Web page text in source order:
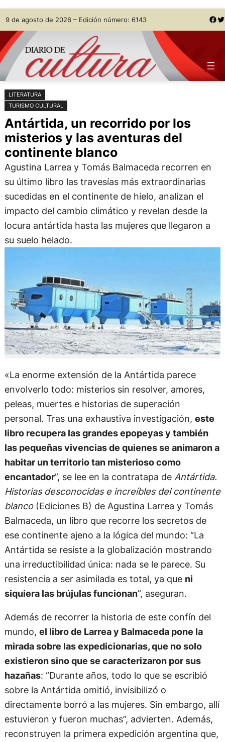
Saltar
al
contenido
Skip
to
content
9 de agosto de 2026 – Edición número: 6143 Facebook Twitter
LITERATURA
TURISMO CULTURAL
Antártida, un recorrido por los
misterios y las aventuras del
continente blanco
Agustina Larrea y Tomás Balmaceda recorren en
su último libro las travesías más extraordinarias
sucedidas en el continente de hielo, analizan el
impacto del cambio climático y revelan desde la
locura antártida hasta las mujeres que llegaron a
su suelo helado.
«La enorme extensión de la Antártida parece
envolverlo todo: misterios sin resolver, amores,
peleas, muertes e historias de superación
personal. Tras una exhaustiva investigación, este
libro recupera las grandes epopeyas y también
las pequeñas vivencias de quienes se animaron a
habitar un territorio tan misterioso como
encantador”, se lee en la contratapa de Antártida.
Historias desconocidas e increíbles del continente
blanco (Ediciones B) de Agustina Larrea y Tomás
Balmaceda, un libro que recorre los secretos de
ese continente ajeno a la lógica del mundo: “La
Antártida se resiste a la globalización mostrando
una irreductibilidad única: nada se le parece. Su
resistencia a ser asimilada es total, ya que ni
siquiera las brújulas funcionan”, aseguran.
Además de recorrer la historia de este confín del
mundo, el libro de Larrea y Balmaceda pone la
mirada sobre las expedicionarias, que no solo
existieron sino que se caracterizaron por sus
hazañas: “Durante años, todo lo que se escribió
sobre la Antártida omitió, invisibilizó o
directamente borró a las mujeres. Sin embargo, allí
estuvieron y fueron muchas”, advierten. Además,
reconstruyen la primera expedición argentina que,